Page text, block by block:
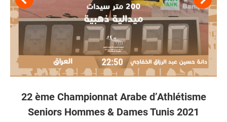
22 ème Championnat Arabe d’Athlétisme
Seniors Hommes & Dames Tunis 2021